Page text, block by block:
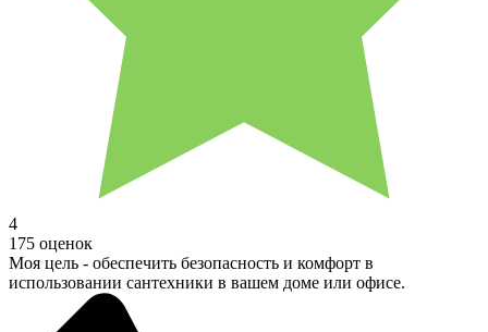
4
175 оценок
Моя цель - обеспечить безопасность и комфорт в
использовании сантехники в вашем доме или офисе.